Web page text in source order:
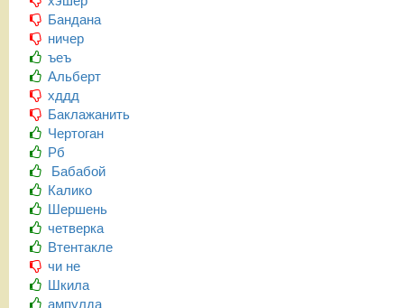
Бандана
ничер
ъеъ
Альберт
хддд
Баклажанить
Чертоган
Рб
Бабабой
Калико
Шершень
четверка
Втентакле
чи не
Шкила
ампулда